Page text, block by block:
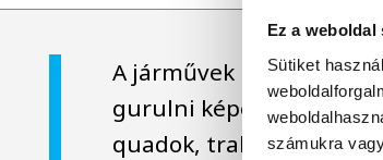
Ez a
Sütiket
számukra
A járművek között
gurulni képes és elbír
quadok, traktorok,